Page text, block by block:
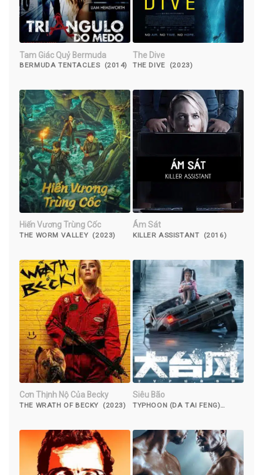
Tam Giác Quỷ Bermuda
BERMUDA TENTACLES (2014)
The Dive
THE DIVE (2023)
Hiến Vương Trùng Cốc
THE WORM VALLEY (2023)
Ám Sát
KILLER ASSISTANT (2016)
Cơn Thịnh Nộ Của Becky
THE WRATH OF BECKY (2023)
Siêu Bão
TYPHOON (DA TAI FENG)